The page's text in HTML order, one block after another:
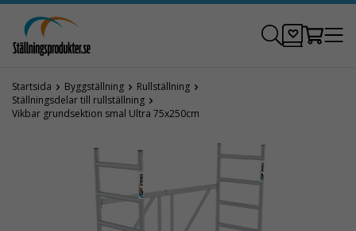
Startsida Byggställning
Rullställning
Ställningsdelar till rullställning
Vikbar grundsektion smal Ultra 75x250cm